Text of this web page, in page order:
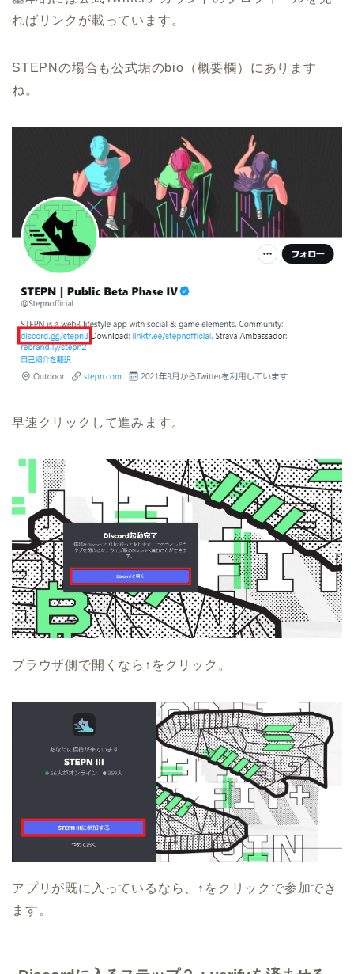
ればリンクが載っています。
STEPNの場合も公式垢のbio（概要欄）にあります
ね。
早速クリックして進みます。
ブラウザ側で開くなら↑をクリック。
アプリが既に入っているなら、↑をクリックで参加でき
ます。